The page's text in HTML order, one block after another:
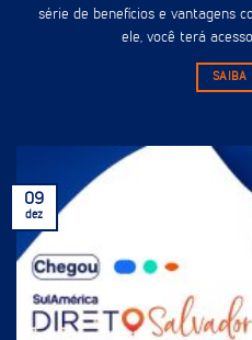
série de benefícios e vantagens
ele, você terá
SAIBA
09
dez